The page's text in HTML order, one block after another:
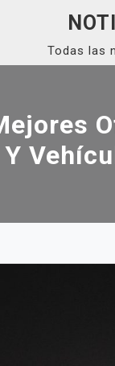
Todas las
Y